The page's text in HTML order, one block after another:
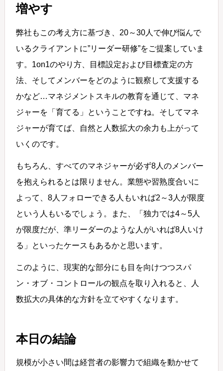
増やす
弊社もこの考え方に基づき、20～30人で伸び悩んで
いるクライアントに”リーダー研修”をご提案していま
す。1on1のやり方、目標設定および目標査定の方
法、そしてメンバーをどのように観察して支援する
かなど…マネジメントスキルの教育を通じて、マネ
ジャーを「育てる」ということですね。そしてマネ
ジャーが育てば、自然と人数拡大の余力も上がって
いくのです。
もちろん、すべてのマネジャーが必ず8人のメンバー
を抱えられるとは限りません。業態や習熟度合いに
よって、8人フォローできる人もいれば2～3人が限度
という人もいるでしょう。また、「独力では4～5人
が限度だが、準リーダーのような人がいれば8人いけ
る」といったケースもあるかと思います。
このように、現実的な部分にも目を向けつつスパ
ン・オブ・コントロールの観点を取り入れると、人
数拡大の具体的な方針を立てやすくなります。
本日の結論
規模が小さい間は経営者の影響力で組織を動かせて